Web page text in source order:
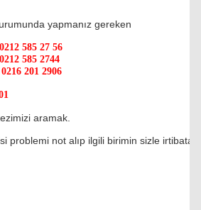
yapmanız gereken
0212 585 27 56
0212 585 2744
0216 201 2906
aramak.
problemi not alıp ilgili birimin sizle irtibata